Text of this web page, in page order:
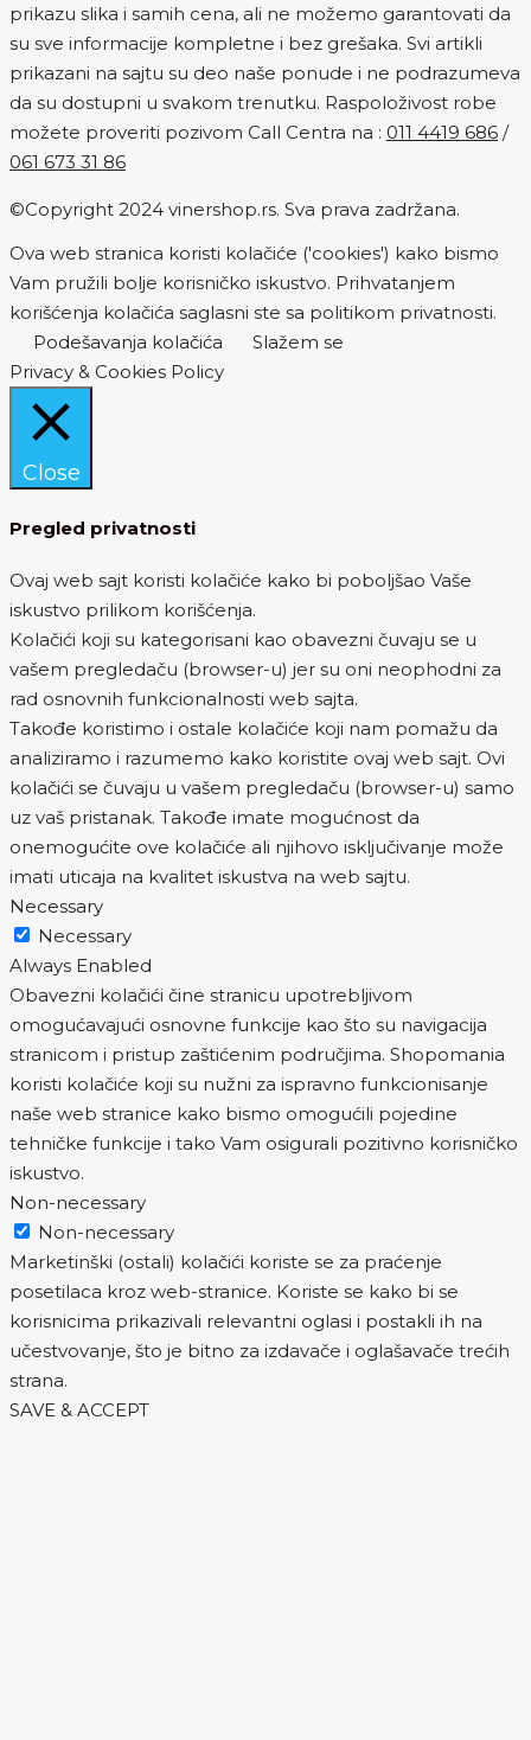
prikazu slika i samih cena, ali ne možemo garantovati da
su sve informacije kompletne i bez grešaka. Svi artikli
prikazani na sajtu su deo naše ponude i ne podrazumeva
da su dostupni u svakom trenutku. Raspoloživost robe
možete proveriti pozivom Call Centra na : 011 4419 686 /
061 673 31 86
©Copyright 2024 vinershop.rs. Sva prava zadržana.
Ova web stranica koristi kolačiće ('cookies') kako bismo
Vam pružili bolje korisničko iskustvo. Prihvatanjem
korišćenja kolačića saglasni ste sa politikom privatnosti.
Podešavanja kolačića
Slažem se
Privacy & Cookies Policy
Close
Pregled privatnosti
Ovaj web sajt koristi kolačiće kako bi poboljšao Vaše
iskustvo prilikom korišćenja.
Kolačići koji su kategorisani kao obavezni čuvaju se u
vašem pregledaču (browser-u) jer su oni neophodni za
rad osnovnih funkcionalnosti web sajta.
Takođe koristimo i ostale kolačiće koji nam pomažu da
analiziramo i razumemo kako koristite ovaj web sajt. Ovi
kolačići se čuvaju u vašem pregledaču (browser-u) samo
uz vaš pristanak. Takođe imate mogućnost da
onemogućite ove kolačiće ali njihovo isključivanje može
imati uticaja na kvalitet iskustva na web sajtu.
Necessary
Necessary
Always Enabled
Obavezni kolačići čine stranicu upotrebljivom
omogućavajući osnovne funkcije kao što su navigacija
stranicom i pristup zaštićenim područjima. Shopomania
koristi kolačiće koji su nužni za ispravno funkcionisanje
naše web stranice kako bismo omogućili pojedine
tehničke funkcije i tako Vam osigurali pozitivno korisničko
iskustvo.
Non-necessary
Non-necessary
Marketinški (ostali) kolačići koriste se za praćenje
posetilaca kroz web-stranice. Koriste se kako bi se
korisnicima prikazivali relevantni oglasi i postakli ih na
učestvovanje, što je bitno za izdavače i oglašavače trećih
strana.
SAVE & ACCEPT